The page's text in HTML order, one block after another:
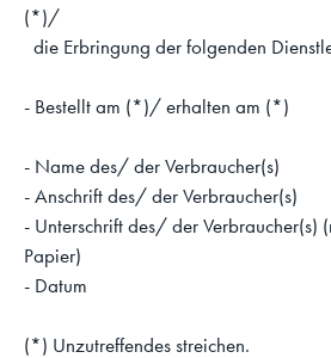
(*)/
die Erbringung der folgenden
- Bestellt am (*)/ erhalten am (*)
- Name des/ der Verbraucher(s)
- Anschrift des/ der Verbraucher(s)
- Unterschrift des/ der Verbraucher(s)
Papier)
- Datum
(*) Unzutreffendes streichen.